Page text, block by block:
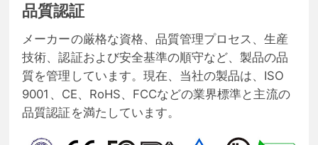
品質認証
メーカーの厳格な資格、品質管理プロセス、生産
技術、認証および安全基準の順守など、製品の品
質を管理しています。現在、当社の製品は、ISO
9001、CE、RoHS、FCCなどの業界標準と主流の
品質認証を満たしています。